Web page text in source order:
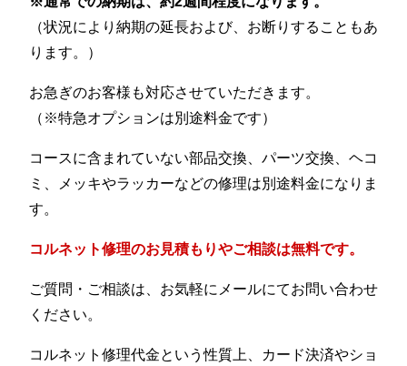
（状況により納期の延長および、お断りすることもあ
ります。）
お急ぎのお客様も対応させていただきます。
（※特急オプションは別途料金です）
コースに含まれていない部品交換、パーツ交換、ヘコ
ミ、メッキやラッカーなどの修理は別途料金になりま
す。
コルネット修理のお見積もりやご相談は無料です。
ご質問・ご相談は、お気軽にメールにてお問い合わせ
ください。
コルネット修理代金という性質上、カード決済やショ